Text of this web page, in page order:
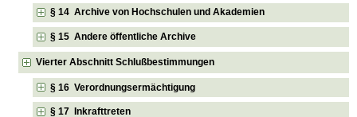
§ 14 Archive von Hochschulen und Akademien
§ 15 Andere öffentliche Archive
Vierter Abschnitt Schlußbestimmungen
§ 16 Verordnungsermächtigung
§ 17 Inkrafttreten